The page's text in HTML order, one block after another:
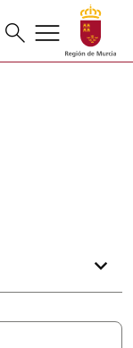
Buscar
search menu
arrow_forward_ios